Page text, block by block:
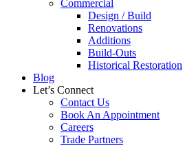
Commercial
Design / Build
Renovations
Additions
Build-Outs
Historical Restoration
Blog
Let’s Connect
Contact Us
Book An Appointment
Careers
Trade Partners